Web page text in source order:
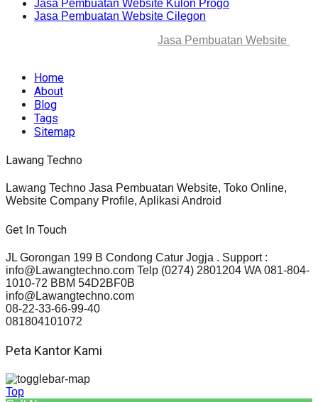
Jasa Pembuatan Website Kulon Progo
Jasa Pembuatan Website Cilegon
Jasa Pembuatan Website
Home
About
Blog
Tags
Sitemap
Lawang Techno
Lawang Techno Jasa Pembuatan Website, Toko Online,
Website Company Profile, Aplikasi Android
Get In Touch
JL Gorongan 199 B Condong Catur Jogja . Support :
info@Lawangtechno.com Telp (0274) 2801204 WA 081-804-
1010-72 BBM 54D2BF0B
info@Lawangtechno.com
08-22-33-66-99-40
081804101072
Peta Kantor Kami
Top